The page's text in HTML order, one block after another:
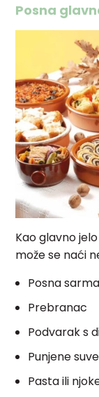
Posna
Kao glavno
može se naći
Posna sarma
Prebranac
Podvarak s
Punjene
Pasta ili